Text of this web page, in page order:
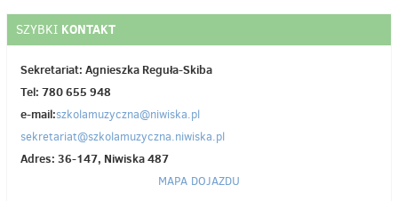
SZYBKI KONTAKT
Sekretariat: Agnieszka Reguła-Skiba
Tel: 780 655 948
e-mail:szkolamuzyczna@niwiska.pl
sekretariat@szkolamuzyczna.niwiska.pl
Adres: 36-147, Niwiska 487
MAPA DOJAZDU